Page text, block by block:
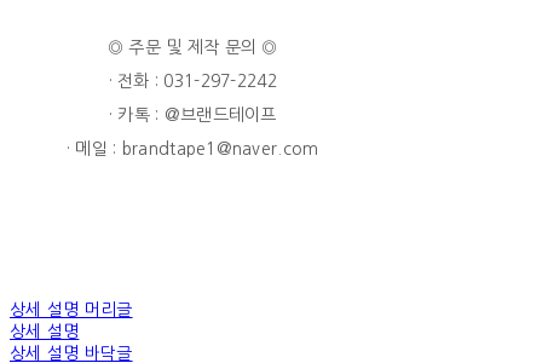
◎ 주문 및 제작 문의 ◎
· 전화 : 031-297-2242
· 카톡 : @브랜드테이프
· 메일 : brandtape1@naver.com
상세 설명 머리글
상세 설명
상세 설명 바닥글